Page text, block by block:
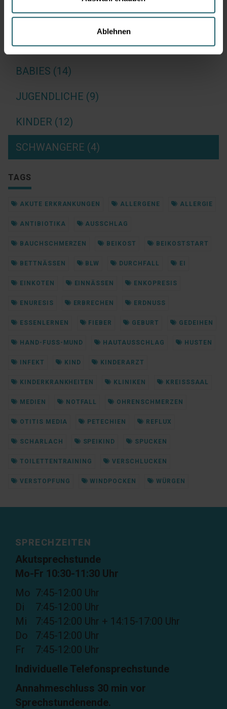
Ablehnen
AKUTE BESCHWERDEN (9)
ALLE INFOS (19)
BABIES (14)
JUGENDLICHE (9)
KINDER (12)
SCHWANGERE (4)
TAGS
AKUTE ERKRANKUNGEN ALLERGENE ALLERGIE
ANTIBIOTIKA AUSSCHLAG
BAUCHSCHMERZEN BEIKOST BEIKOSTSTART
BETTNÄSSEN BLW DURCHFALL EI
EINKOTEN EINNÄSSEN ENKOPRESIS
ENURESIS ERBRECHEN ERDNUSS
ESSENLERNEN FIEBER GEBURT GEDEIHEN
HAND-FUSS-MUND HAUTAUSSCHLAG HUSTEN
INFEKT KIND KINDERARZT
KINDERKRANKHEITEN KLINIKEN KREISSSAAL
MEDIEN NOTFALL OHRENSCHMERZEN
OTITIS MEDIA PETECHIEN REFLUX
SCHARLACH SPEIKIND SPUCKEN
TOILETTENTRAINING VERSCHLUCKEN
VERSTOPFUNG WINDPOCKEN WÜRGEN
SPRECHZEITEN
Akutsprechstunde
Mo-Fr 10:30-11:30 Uhr
Mo 7:45-12:00 Uhr
Di
7:45-12:00 Uhr
Mi
7:45-12:00 Uhr + 14:15-17:00 Uhr
Do
7:45-12:00 Uhr
Fr
7:45-12:00 Uhr
Individuelle Telefonsprechstunde
Annahmeschluss 30 min vor
Sprechstundenende.